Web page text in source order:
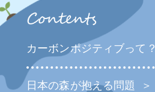
カーボンポジティブって？
日本の森が抱える問題